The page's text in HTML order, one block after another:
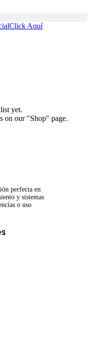
Click Aquí
yet.
on our "Shop" page.
perfecta en
y sistemas
o uso